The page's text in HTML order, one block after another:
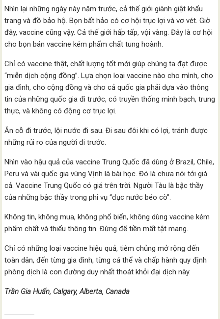
Nhìn lại những ngày này năm trước, cả thế giới giành giật khẩu
trang và đồ bảo hộ. Bọn bất hảo có cơ hội trục lợi và vơ vét. Giờ
đây, vaccine cũng vậy. Cả thế giới hấp tấp, vội vàng. Đây là cơ hội
cho bọn bán vaccine kém phẩm chất tung hoành.
Chỉ có vaccine thật, chất lượng tốt mới giúp chúng ta đạt được
“miễn dịch cộng đồng”. Lựa chọn loại vaccine nào cho mình, cho
gia đình, cho cộng đồng và cho cả quốc gia phải dựa vào thông
tin của những quốc gia đi trước, có truyền thống minh bạch, trung
thực, và không có động cơ trục lợi.
Ăn cỗ đi trước, lội nước đi sau. Đi sau đôi khi có lợi, tránh được
những rủi ro của người đi trước.
Nhìn vào hậu quả của vaccine Trung Quốc đã dùng ở Brazil, Chile,
Peru và vài quốc gia vùng Vịnh là bài học. Đó là chưa nói tới giá
cả. Vaccine Trung Quốc có giá trên trời. Người Tàu là bậc thầy
của những bậc thầy trong phi vụ “đục nước béo cò”.
Không tin, không mua, không phổ biến, không dùng vaccine kém
phẩm chất và thiếu thông tin. Đừng để tiền mất tật mang.
Chỉ có những loại vaccine hiệu quả, tiêm chủng mở rộng đến
toàn dân, đến từng gia đình, từng cá thể và chấp hành quy định
phòng dịch là con đường duy nhất thoát khỏi đại dịch này.
Trần Gia Huấn, Calgary, Alberta, Canada